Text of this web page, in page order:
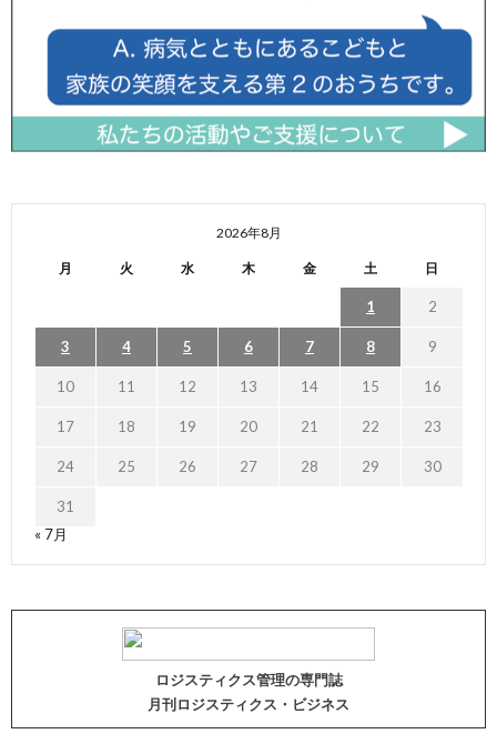
2026年8月
月 火 水 木 金 土 日
1 2
3 4 5 6 7 8 9
10 11 12 13 14 15 16
17 18 19 20 21 22 23
24 25 26 27 28 29 30
31
« 7月
ロジスティクス管理の専門誌
月刊ロジスティクス・ビジネス